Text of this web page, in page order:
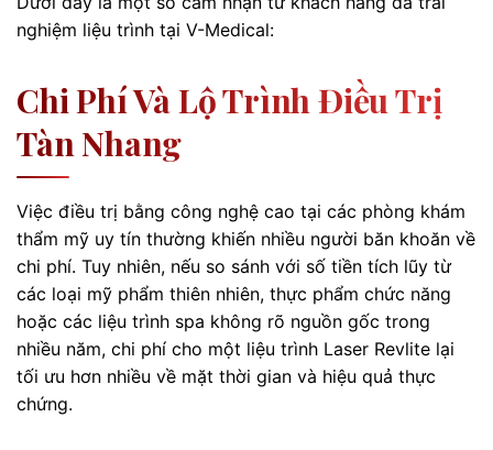
nghiệm liệu trình tại V-Medical:
Chi Phí Và Lộ Trình Điều Trị
Tàn Nhang
Việc điều trị bằng công nghệ cao tại các phòng khám
thẩm mỹ uy tín thường khiến nhiều người băn khoăn về
chi phí. Tuy nhiên, nếu so sánh với số tiền tích lũy từ
các loại mỹ phẩm thiên nhiên, thực phẩm chức năng
hoặc các liệu trình spa không rõ nguồn gốc trong
nhiều năm, chi phí cho một liệu trình Laser Revlite lại
tối ưu hơn nhiều về mặt thời gian và hiệu quả thực
chứng.